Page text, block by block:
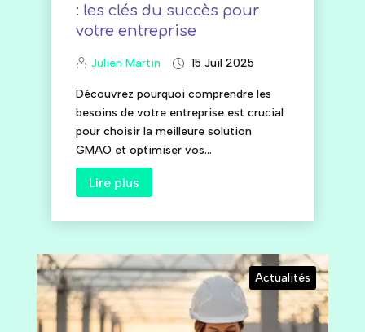
: les clés du succès pour
votre entreprise
Julien Martin 15 Juil 2025
Découvrez pourquoi comprendre les
besoins de votre entreprise est crucial
pour choisir la meilleure solution
GMAO et optimiser vos...
Lire plus
Actualités